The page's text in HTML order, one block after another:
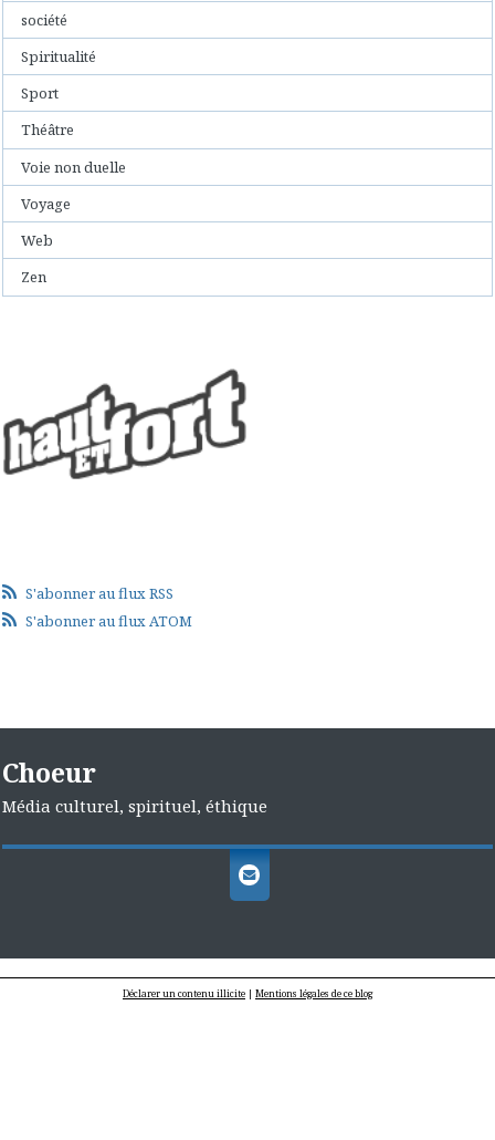
société
Spiritualité
Sport
Théâtre
Voie non duelle
Voyage
Web
Zen
S'abonner au flux RSS
S'abonner au flux ATOM
Choeur
Média culturel, spirituel, éthique
Déclarer un contenu illicite | Mentions légales de ce blog